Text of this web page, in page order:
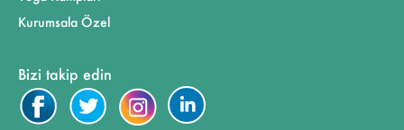
Kurumsala Özel
Bizi takip edin